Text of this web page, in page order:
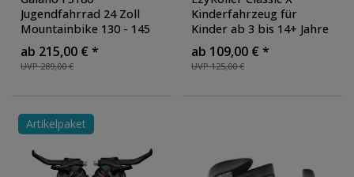
Federweg
Grundfarbe
Jugendfahrrad 24 Zoll
Mountainbike 130 - 145
cm 18 Gänge Mädchen
Jungen Fahrrad ab 8
Jahre MTB Fully
UVP 289,00 €
ab 215,00 € *
Kinderfahrzeug für
Kinder ab 3 bis 14+ Jahre
Dreirad Trike
Dreiradscooter
dreirädriges Funfahrzeug
UVP 125,00 €
ab 109,00 € *
Artikelpaket